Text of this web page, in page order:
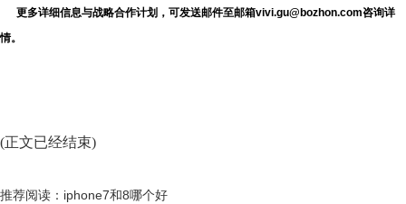
更多详细信息与战略合作计划，可发送邮件至邮箱vivi.gu@bozhon.com咨询详
情。
(正文已经结束)
推荐阅读： iphone7和8哪个好